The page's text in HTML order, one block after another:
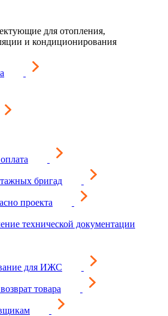
для отопления,
и кондиционирования
бригад
проекта
технической документации
для ИЖС
товара